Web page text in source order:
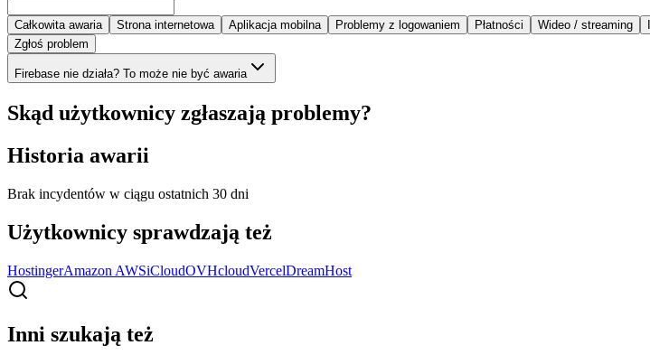
Całkowita awaria Strona internetowa Aplikacja mobilna Problemy z logowaniem Płatności Wideo / streaming
Zgłoś problem
Firebase nie działa? To może nie być awaria
Skąd użytkownicy zgłaszają problemy?
Historia awarii
Brak incydentów w ciągu ostatnich 30 dni
Użytkownicy sprawdzają też
HostingerAmazon AWSiCloudOVHcloudVercelDreamHost
Inni szukają też